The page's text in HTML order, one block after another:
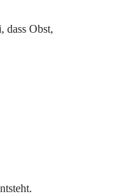
dass Obst,